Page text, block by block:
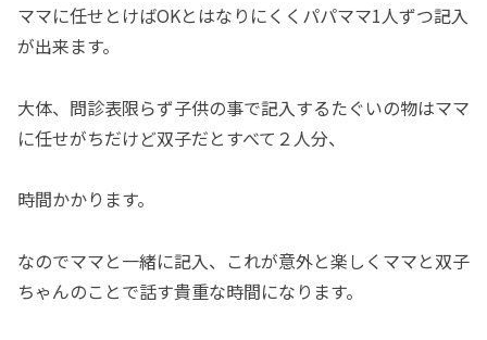
ママに任せとけばOKとはなりにくくパパママ1人ずつ記入
が出来ます。
大体、問診表限らず子供の事で記入するたぐいの物はママ
に任せがちだけど双子だとすべて２人分、
時間かかります。
なのでママと一緒に記入、これが意外と楽しくママと双子
ちゃんのことで話す貴重な時間になります。